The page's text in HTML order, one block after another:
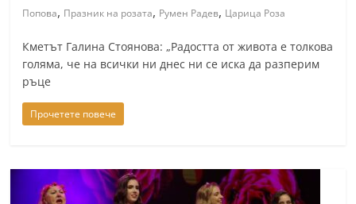
i
f
,
g
l
l
Попова, Празник на розата, Румен Радев, Царица Роза
Кметът Галина Стоянова: „Радостта от живота е толкова
голяма, че на всички ни днес ни се иска да разперим
ръце
Прочетете повече